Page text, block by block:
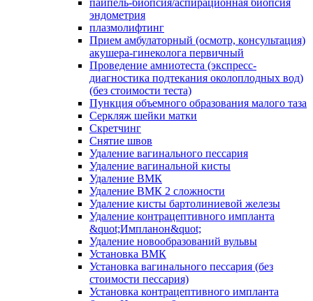
пайпель-биопсия/аспирационная биопсия
эндометрия
плазмолифтинг
Прием амбулаторный (осмотр, консультация)
акушера-гинеколога первичный
Проведение амниотеста (экспресс-
диагностика подтекания околоплодных вод)
(без стоимости теста)
Пункция объемного образования малого таза
Серкляж шейки матки
Скретчинг
Снятие швов
Удаление вагинального пессария
Удаление вагинальной кисты
Удаление ВМК
Удаление ВМК 2 сложности
Удаление кисты бартолиниевой железы
Удаление контрацептивного импланта
&quot;Импланон&quot;
Удаление новообразований вульвы
Установка ВМК
Установка вагинального пессария (без
стоимости пессария)
Установка контрацептивного импланта